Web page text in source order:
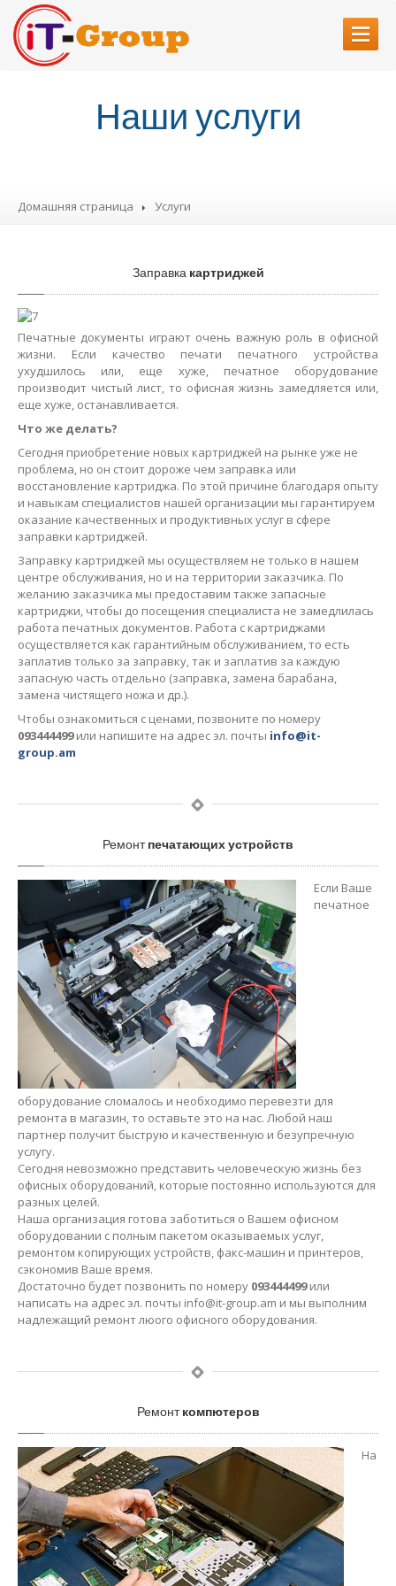
Ремонтпечатающих устройств
КОНТАКТЫ
Наши услуги
Домашняя страница Услуги
Заправка картриджей
Печатные документы играют очень важную роль в офисной
жизни. Если качество печати печатного устройства
ухудшилось или, еще хуже, печатное оборудование
производит чистый лист, то офисная жизнь замедляется или,
еще хуже, останавливается.
Что же делать?
Сегодня приобретение новых картриджей на рынке уже не
проблема, но он стоит дороже чем заправка или
восстановление картриджа. По этой причине благодаря опыту
и навыкам специалистов нашей организации мы гарантируем
оказание качественных и продуктивных услуг в сфере
заправки картриджей.
Заправку картриджей мы осуществляем не только в нашем
центре обслуживания, но и на территории заказчика. По
желанию заказчика мы предоставим также запасные
картриджи, чтобы до посещения специалиста не замедлилась
работа печатных документов. Работа с картриджами
осуществляется как гарантийным обслуживанием, то есть
заплатив только за заправку, так и заплатив за каждую
запасную часть отдельно (заправка, замена барабана,
замена чистящего ножа и др.).
Чтобы ознакомиться с ценами, позвоните по номеру
093444499или напишите на адрес эл. почты info@it-
group.am
Ремонтпечатающих устройств
Если Ваше
печатное
оборудование сломалось и необходимо перевезти для
ремонта в магазин, то оставьте это на нас. Любой наш
партнер получит быструю и качественную и безупречную
услугу.
Сегодня невозможно представить человеческую жизнь без
офисных оборудований, которые постоянно используются для
разных целей.
Наша организация готова заботиться о Вашем офисном
оборудовании с полным пакетом оказываемых услуг,
ремонтом копирующих устройств, факс-машин и принтеров,
сэкономив Ваше время.
Достаточно будет позвонить по номеру 093444499или
написать на адрес эл. почты info@it-group.am и мы выполним
надлежащий ремонт люого офисного оборудования.
Ремонткомпютеров
На